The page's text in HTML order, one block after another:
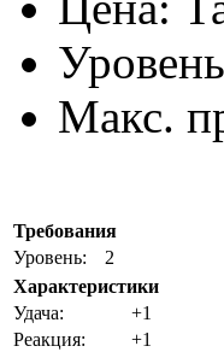
Макс.
Требования
Уровень:
2
Характеристики
Удача:
+1
Реакция:
+1